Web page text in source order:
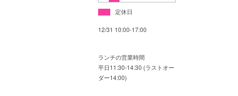
定休日
12/31 10:00-17:00
ランチの営業時間
平日11:30-14:30 (ラストオー
ダー14:00)